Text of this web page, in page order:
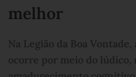
melhor
Na Legião da Boa
ocorre por meio do lúdico,